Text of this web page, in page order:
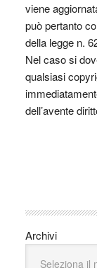
viene
può pertanto
della legge n.
Nel caso si
qualsiasi
dell’avente
Archivi